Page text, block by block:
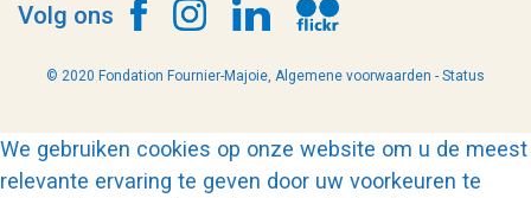
Volg ons
© 2020 Fondation Fournier-Majoie, Algemene voorwaarden - Status
We gebruiken cookies op onze website om u de meest
relevante ervaring te geven door uw voorkeuren te